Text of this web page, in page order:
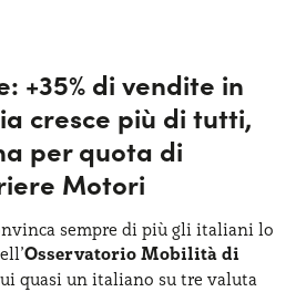
+35% di vendite in
cresce più di tutti,
per quota di
Motori
sempre di più gli italiani lo
Osservatorio Mobilità di
quasi un italiano su tre valuta